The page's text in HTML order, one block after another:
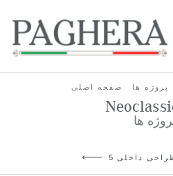
صفحه اصلی پروژه ها
ها